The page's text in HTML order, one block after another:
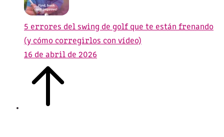
5 errores del swing de golf que te están frenando
(y cómo corregirlos con vídeo)
16 de abril de 2026